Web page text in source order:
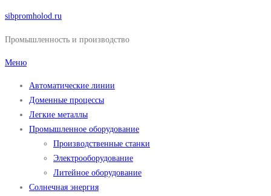
Перейти
содержимому
sibpromholod.ru
Промышленность и производство
Меню
Автоматические линии
Доменные процессы
Легкие металлы
Промышленное оборудование
Производственные станки
Электрооборудование
Литейное оборудование
Солнечная энергия